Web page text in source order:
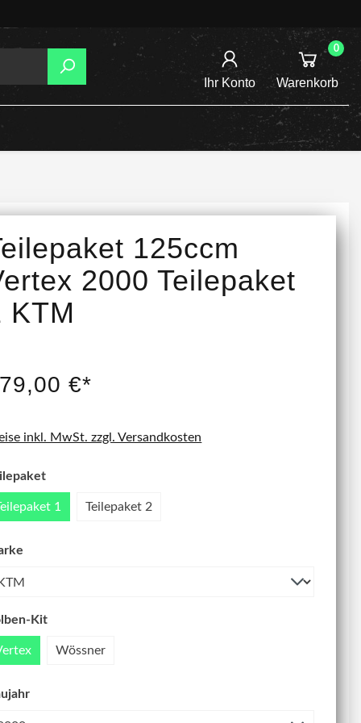
Ihr Konto
0
Warenkorb
/
NEU
125ccm
2000 Teilepaket
KTM
€*
inkl. MwSt. zzgl. Versandkosten
1 Teilepaket 2
Kit
Wössner